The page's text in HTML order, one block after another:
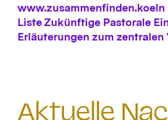
www.zusammenfinden.koeln
Liste Zukünftige Pastorale
Erläuterungen zum zentralen
Aktuelle